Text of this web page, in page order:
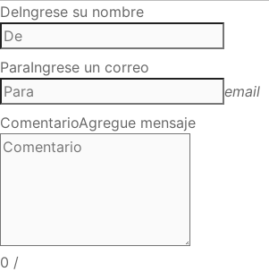
DeIngrese su nombre
ParaIngrese un correo
email
ComentarioAgregue mensaje
0 /